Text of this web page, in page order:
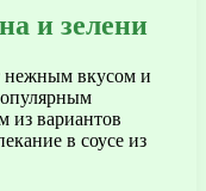
и зелени
нежным вкусом и
из вариантов
в соусе из